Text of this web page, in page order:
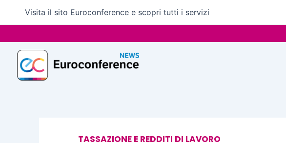
Visita il sito Euroconference e scopri tutti i servizi
TASSAZIONE E REDDITI DI LAVORO